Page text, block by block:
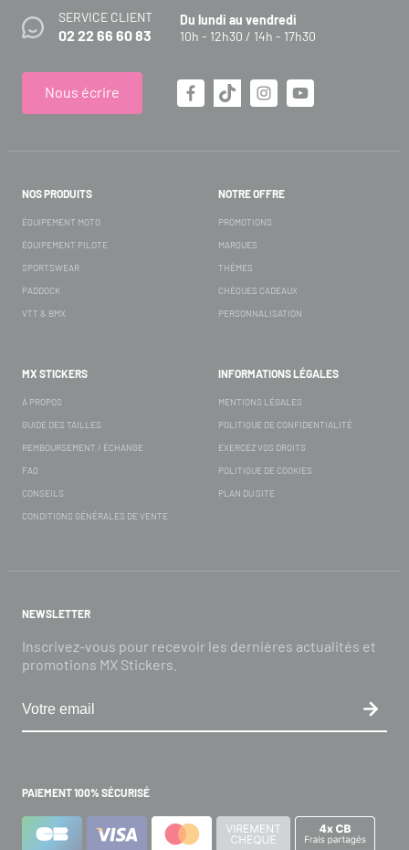
SERVICE CLIENT
02 22 66 60 83
Du lundi au vendredi
10h - 12h30 / 14h - 17h30
Nous écrire
NOS PRODUITS
ÉQUIPEMENT MOTO
ÉQUIPEMENT PILOTE
SPORTSWEAR
PADDOCK
VTT & BMX
NOTRE OFFRE
PROMOTIONS
MARQUES
THÈMES
CHÈQUES CADEAUX
PERSONNALISATION
MX STICKERS
À PROPOS
GUIDE DES TAILLES
REMBOURSEMENT / ÉCHANGE
FAQ
CONSEILS
CONDITIONS GÉNÉRALES DE VENTE
INFORMATIONS LÉGALES
MENTIONS LÉGALES
POLITIQUE DE CONFIDENTIALITÉ
EXERCEZ VOS DROITS
POLITIQUE DE COOKIES
PLAN DU SITE
NEWSLETTER
Inscrivez-vous pour recevoir les dernières actualités et
promotions MX Stickers.
PAIEMENT 100% SÉCURISÉ